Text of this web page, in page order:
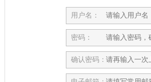
用户名：
密码：
确认密码：